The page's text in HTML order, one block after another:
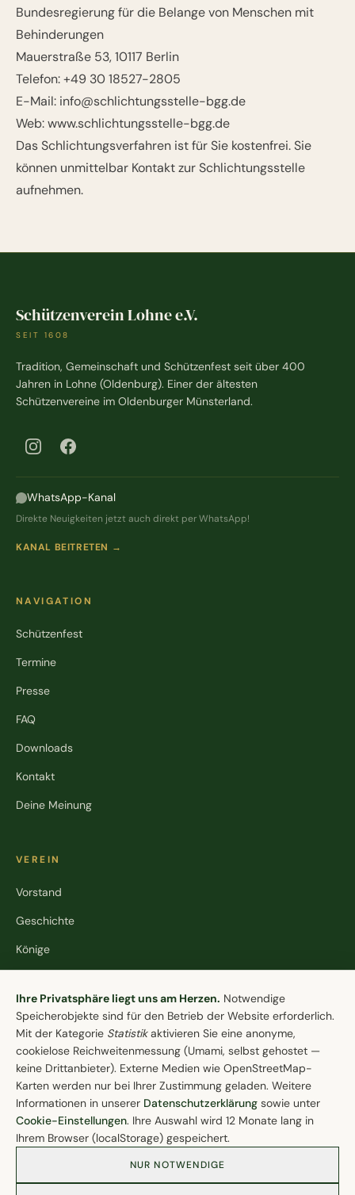
Bundesregierung für die Belange von Menschen mit
Behinderungen
Mauerstraße 53, 10117 Berlin
Telefon:+49 30 18527-2805
E-Mail: info@schlichtungsstelle-bgg.de
Web:www.schlichtungsstelle-bgg.de
Das Schlichtungsverfahren ist für Sie kostenfrei. Sie
können unmittelbar Kontakt zur Schlichtungsstelle
aufnehmen.
Schützenverein Lohne e.V.
SEIT 1608
Tradition, Gemeinschaft und Schützenfest seit über 400
Jahren in Lohne (Oldenburg). Einer der ältesten
Schützenvereine im Oldenburger Münsterland.
WhatsApp-Kanal
Direkte Neuigkeiten jetzt auch direkt per WhatsApp!
KANAL BEITRETEN →
NAVIGATION
Schützenfest
Termine
Presse
FAQ
Downloads
Kontakt
Deine Meinung
VEREIN
Vorstand
Geschichte
Könige
KONTAKT
Schützenverein Lohne e.V. von 1608
Brinkstraße 84
49393 Lohne (Oldb.)
04442 / 9858-30
mail@schuetzenverein-lohne.de
Cookie-Einstellungen
Ihre Privatsphäre liegt uns am Herzen. Notwendige
Speicherobjekte sind für den Betrieb der Website erforderlich.
Mit der Kategorie Statistikaktivieren Sie eine anonyme,
cookielose Reichweitenmessung (Umami, selbst gehostet —
keine Drittanbieter). Externe Medien wie OpenStreetMap-
Karten werden nur bei Ihrer Zustimmung geladen. Weitere
Informationen in unserer Datenschutzerklärung sowie unter
Cookie-Einstellungen. Ihre Auswahl wird 12 Monate lang in
Ihrem Browser (localStorage) gespeichert.
NUR NOTWENDIGE